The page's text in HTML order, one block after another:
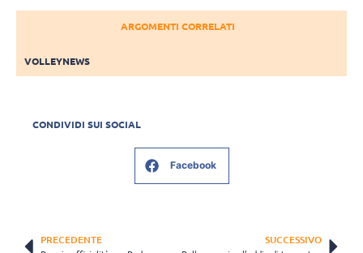
ARGOMENTI CORRELATI
VOLLEYNEWS
CONDIVIDI SUI SOCIAL
Facebook
PRECEDENTE SUCCESSIVO